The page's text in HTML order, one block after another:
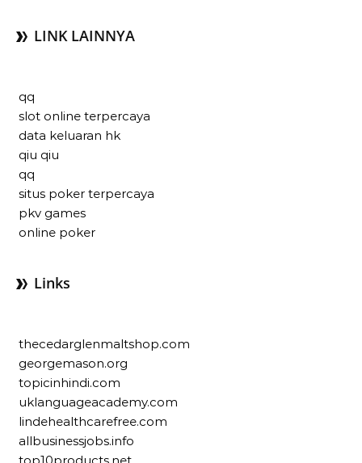
LINK LAINNYA
qq
slot online terpercaya
data keluaran hk
qiu qiu
qq
situs poker terpercaya
pkv games
online poker
Links
thecedarglenmaltshop.com
georgemason.org
topicinhindi.com
uklanguageacademy.com
lindehealthcarefree.com
allbusinessjobs.info